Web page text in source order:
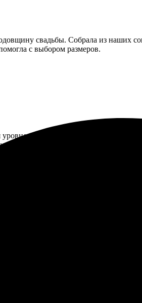
свадьбы. Собрала из наших
с выбором размеров.
Заказала печать фотографий
время.
огромный, процесс легкий.
Рекомендую всем!